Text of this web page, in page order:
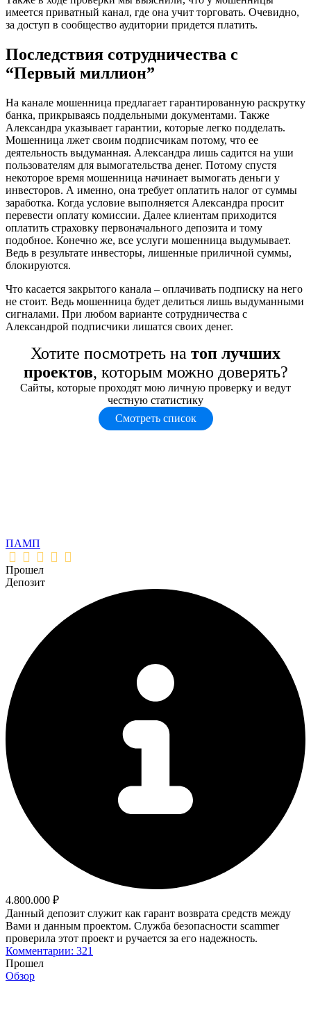
имеется приватный канал, где она учит торговать. Очевидно,
за доступ в сообщество аудитории придется платить.
Последствия сотрудничества с
“Первый миллион”
На канале мошенница предлагает гарантированную раскрутку
банка, прикрываясь поддельными документами. Также
Александра указывает гарантии, которые легко подделать.
Мошенница лжет своим подписчикам потому, что ее
деятельность выдуманная. Александра лишь садится на уши
пользователям для вымогательства денег. Потому спустя
некоторое время мошенница начинает вымогать деньги у
инвесторов. А именно, она требует оплатить налог от суммы
заработка. Когда условие выполняется Александра просит
перевести оплату комиссии. Далее клиентам приходится
оплатить страховку первоначального депозита и тому
подобное. Конечно же, все услуги мошенница выдумывает.
Ведь в результате инвесторы, лишенные приличной суммы,
блокируются.
Что касается закрытого канала – оплачивать подписку на него
не стоит. Ведь мошенница будет делиться лишь выдуманными
сигналами. При любом варианте сотрудничества с
Александрой подписчики лишатся своих денег.
Хотите посмотреть на топ лучших
проектов, которым можно доверять?
Сайты, которые проходят мою личную проверку и ведут
честную статистику
Смотреть список
ПАМП
Прошел
Депозит
4.800.000 ₽
Данный депозит служит как гарант возврата средств между
Вами и данным проектом. Служба безопасности scammer
проверила этот проект и ручается за его надежность.
Комментарии: 321
Прошел
Обзор